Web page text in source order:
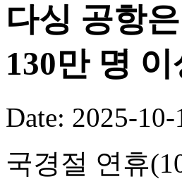
다싱 공항
130만 명
Date: 2025-10-
국경절 연휴